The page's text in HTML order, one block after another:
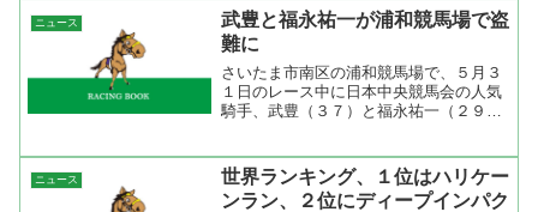
り落としたのはグローブエクワインマネ
ージメント(有)でこ...
ニュース
武豊と福永祐一が浦和競馬場で盗
難に
さいたま市南区の浦和競馬場で、５月３
１日のレース中に日本中央競馬会の人気
騎手、武豊（３７）と福永祐一（２９）
盗事件として捜査しているが「被害届の
内容は明らかにできない」と...
ニュース
世界ランキング、１位はハリケー
ンラン、２位にディープインパク